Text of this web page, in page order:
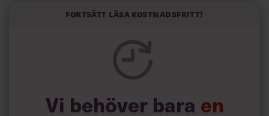
kortfattat slarviga vd-stilen.
Fortsätt läsa kostnadsfritt!
Vi behöver bara en